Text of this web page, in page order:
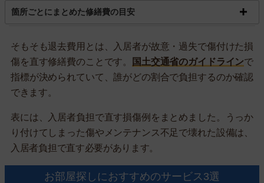
箇所ごとにまとめた修繕費の目安
そもそも退去費用とは、入居者が故意・過失で傷付けた損
傷を直す修繕費のことです。
国土交通省のガイドラインで
指標が決められていて、誰がどの割合で負担するのか確認
できます。
表には、入居者負担で直す損傷例をまとめました。うっか
り付けてしまった傷やメンテナンス不足で壊れた設備は、
入居者負担で直す必要があります。
お部屋探しにおすすめのサービス3選